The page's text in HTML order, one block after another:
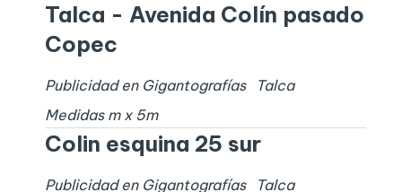
Talca - Avenida Colín pasado
Copec
Publicidad en Gigantografías
Talca
Medidas m x 5m
Colin esquina 25 sur
Publicidad en Gigantografías
Talca